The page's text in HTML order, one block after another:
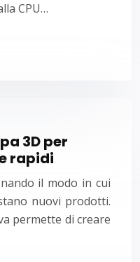
CPU…
3D per
rapidi
il modo in cui
nuovi prodotti.
permette di creare